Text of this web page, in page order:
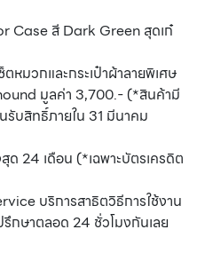
Case สี Dark Green สุดเก๋
หมวกและกระเป๋าผ้าลายพิเศษ
มูลค่า 3,700.- (*สินค้ามี
รับสิทธิ์ภายใน 31 มีนาคม
24 เดือน (*เฉพาะบัตรเครดิต
บริการสาธิตวิธีการใช้งาน
รึกษาตลอด 24 ชั่วโมงกันเลย